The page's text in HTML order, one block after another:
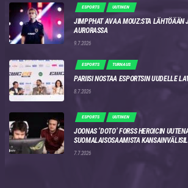
ESPORTS UUTINEN
JIMPPHAT AVAA MOUZ:STA LÄHTÖÄÄN
AURORASSA
9.7.2026
ESPORTS TURNAUS
PARIISI NOSTAA ESPORTSIN UUDELLE
8.7.2026
ESPORTS UUTINEN
JOONAS ‘DOTO’ FORSS HEROICIN
SUOMALAISOSAAMISTA
7.7.2026